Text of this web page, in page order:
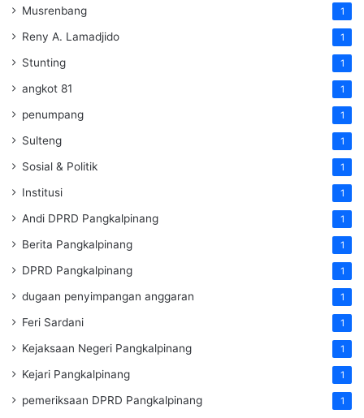
Musrenbang 1
Reny A. Lamadjido 1
Stunting 1
angkot 81 1
penumpang 1
Sulteng 1
Sosial & Politik 1
Institusi 1
Andi DPRD Pangkalpinang 1
Berita Pangkalpinang 1
DPRD Pangkalpinang 1
dugaan penyimpangan anggaran 1
Feri Sardani 1
Kejaksaan Negeri Pangkalpinang 1
Kejari Pangkalpinang 1
pemeriksaan DPRD Pangkalpinang 1